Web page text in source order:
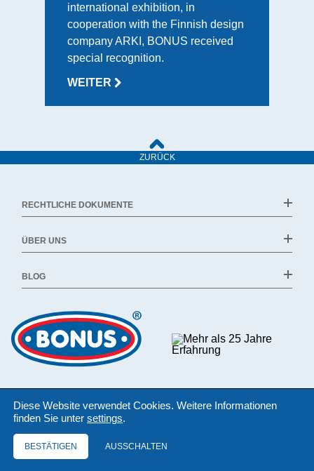
international exhibition, in
cooperation with the Finnish design
company ARKI, BONUS received
special recognition.
WEITER
ZURÜCK
RECHTLICHE DOKUMENTE
ÜBER UNS
BLOG
Diese Website verwendet Cookies. Weitere Informationen
finden Sie unter settings.
BESTÄTIGEN AUSSCHALTEN